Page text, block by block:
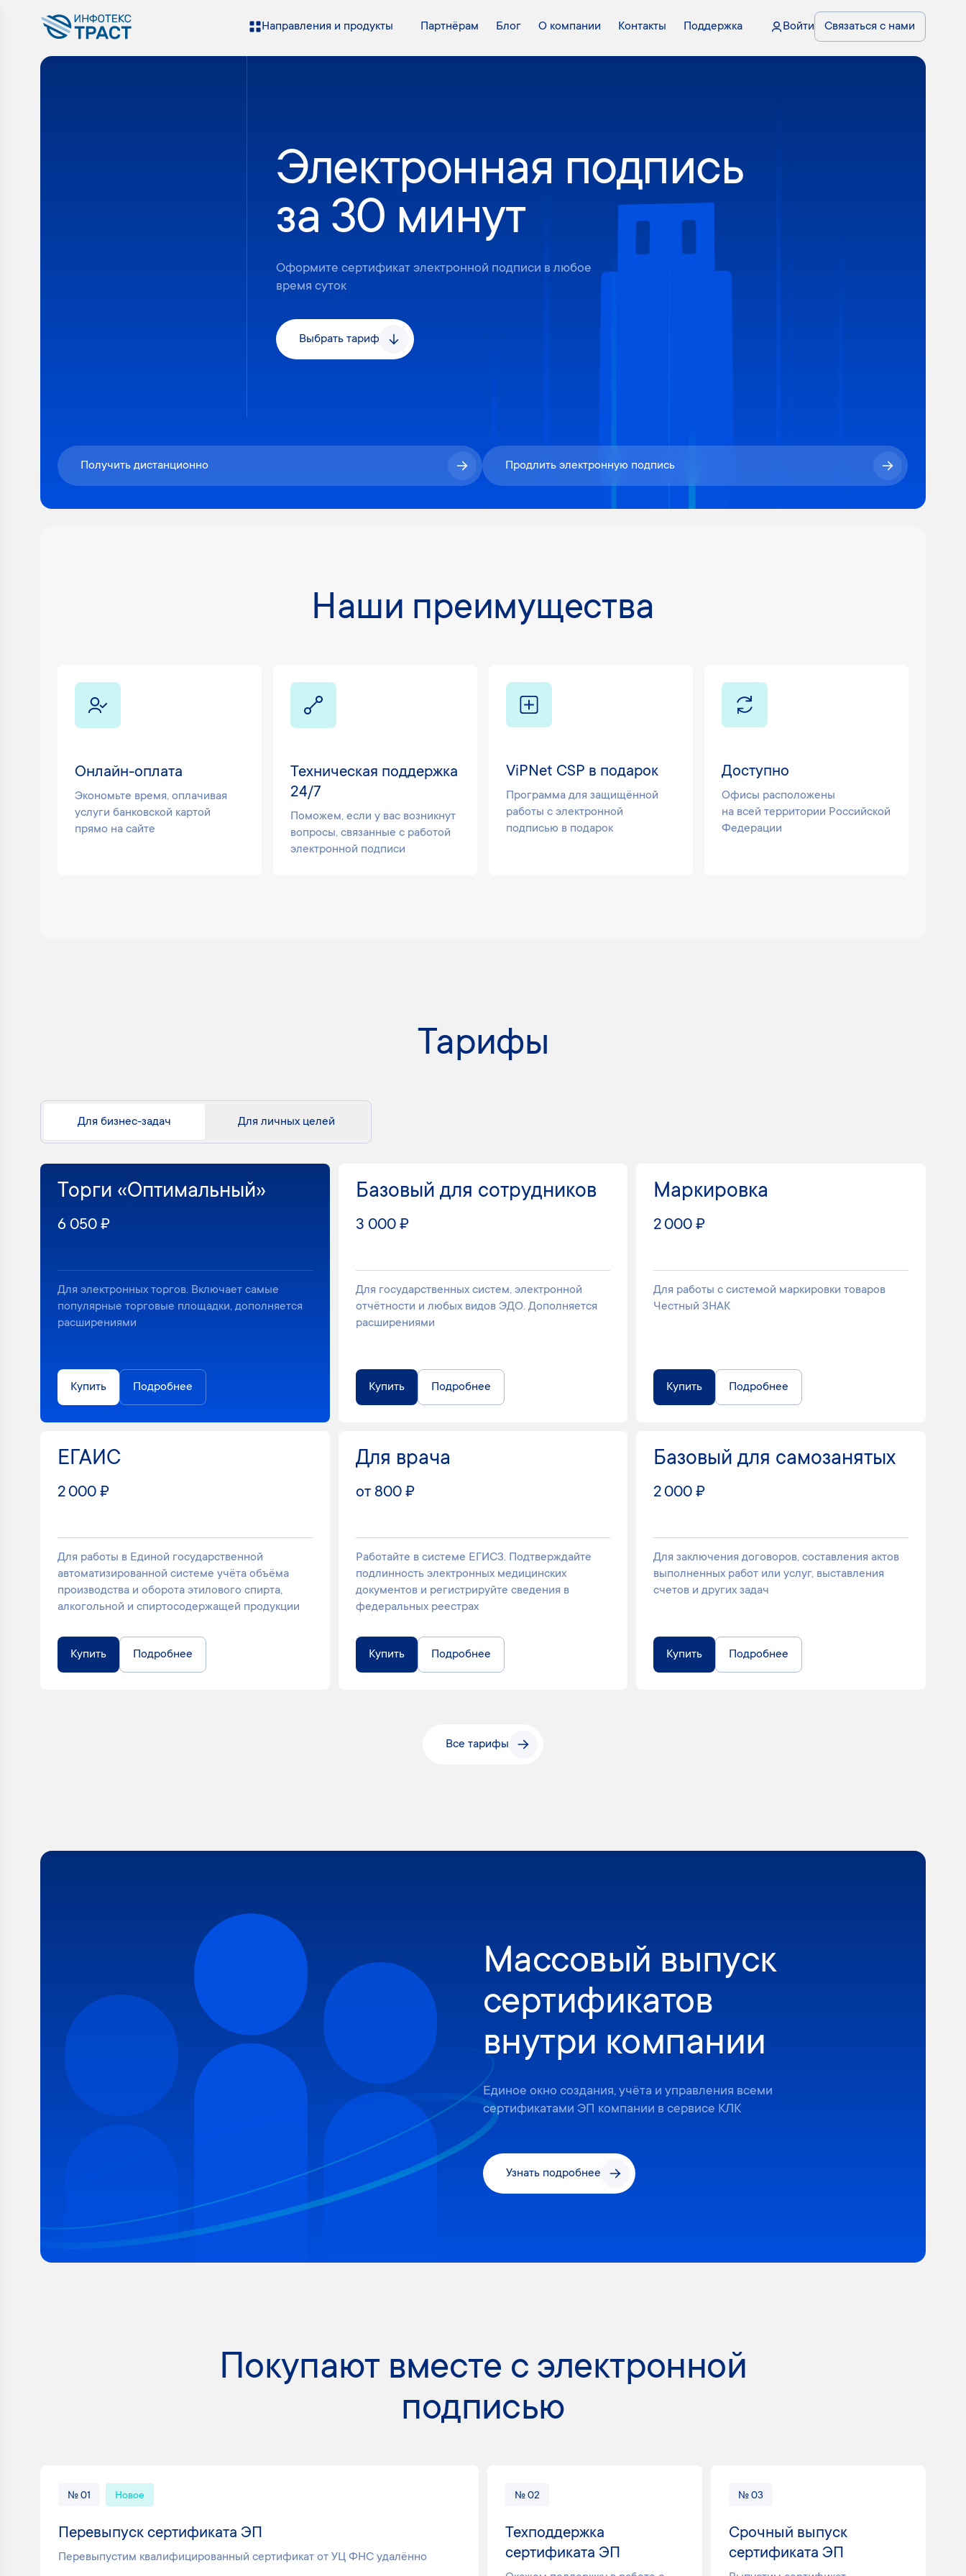
Направления и продукты Партнёрам Блог О компании Контакты Поддержка Войти Связаться с нами
Электронная подпись
за 30 минут
Оформите сертификат электронной подписи в любое
время суток
Выбрать тариф
Получить дистанционно Продлить электронную подпись
Наши преимущества
Онлайн-оплата
Экономьте время, оплачивая
услуги банковской картой
прямо на сайте
Техническая поддержка
24/7
Поможем, если у вас возникнут
вопросы, связанные с работой
электронной подписи
ViPNet СSP в подарок
Программа для защищённой
работы с электронной
подписью в подарок
Доступно
Офисы расположены
на всей территории Российской
Федерации
Тарифы
Для бизнес-задач Для личных целей
Торги «Оптимальный»
6 050 ₽
Для электронных торгов. Включает самые
популярные торговые площадки, дополняется
расширениями
Купить Подробнее
Базовый для сотрудников
3 000 ₽
Для государственных систем, электронной
отчётности и любых видов ЭДО. Дополняется
расширениями
Купить Подробнее
Маркировка
2 000 ₽
Для работы с системой маркировки товаров
Честный ЗНАК
Купить Подробнее
ЕГАИС
2 000 ₽
Для работы в Единой государственной
автоматизированной системе учёта объёма
производства и оборота этилового спирта,
алкогольной и спиртосодержащей продукции
Купить Подробнее
Для врача
от 800 ₽
Работайте в системе ЕГИСЗ. Подтверждайте
подлинность электронных медицинских
документов и регистрируйте сведения в
федеральных реестрах
Купить Подробнее
Базовый для самозанятых
2 000 ₽
Для заключения договоров, составления актов
выполненных работ или услуг, выставления
счетов и других задач
Купить Подробнее
Все тарифы
Массовый выпуск
сертификатов
внутри компании
Единое окно создания, учёта и управления всеми
сертификатами ЭП компании в сервисе КЛК
Узнать подробнее
Покупают вместе с электронной
подписью
№ 01 Новое
Перевыпуск сертификата ЭП
Перевыпустим квалифицированный сертификат от УЦ ФНС удалённо
№ 02
Техподдержка
сертификата ЭП
№ 03
Срочный выпуск
сертификата ЭП